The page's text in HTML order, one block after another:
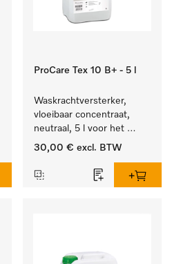
ProCare Tex 10 B+ - 5 l
Waskrachtversterker,
vloeibaar concentraat,
neutraal, 5 l voor het
effectief verwijderen van
30,00 € excl. BTW